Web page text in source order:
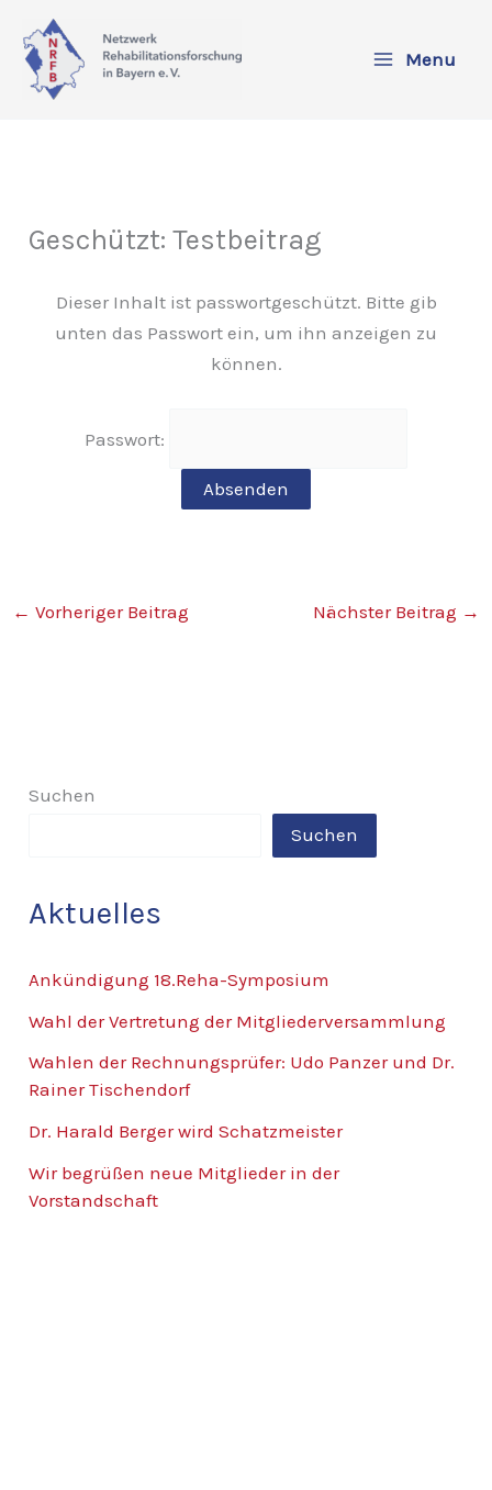
Inhalt
springen
Menu
Geschützt: Testbeitrag
Dieser Inhalt ist passwortgeschützt. Bitte gib
unten das Passwort ein, um ihn anzeigen zu
können.
Passwort:
← Vorheriger Beitrag Nächster Beitrag →
Suchen
Suchen
Aktuelles
Ankündigung 18.Reha-Symposium
Wahl der Vertretung der Mitgliederversammlung
Wahlen der Rechnungsprüfer: Udo Panzer und Dr.
Rainer Tischendorf
Dr. Harald Berger wird Schatzmeister
Wir begrüßen neue Mitglieder in der
Vorstandschaft